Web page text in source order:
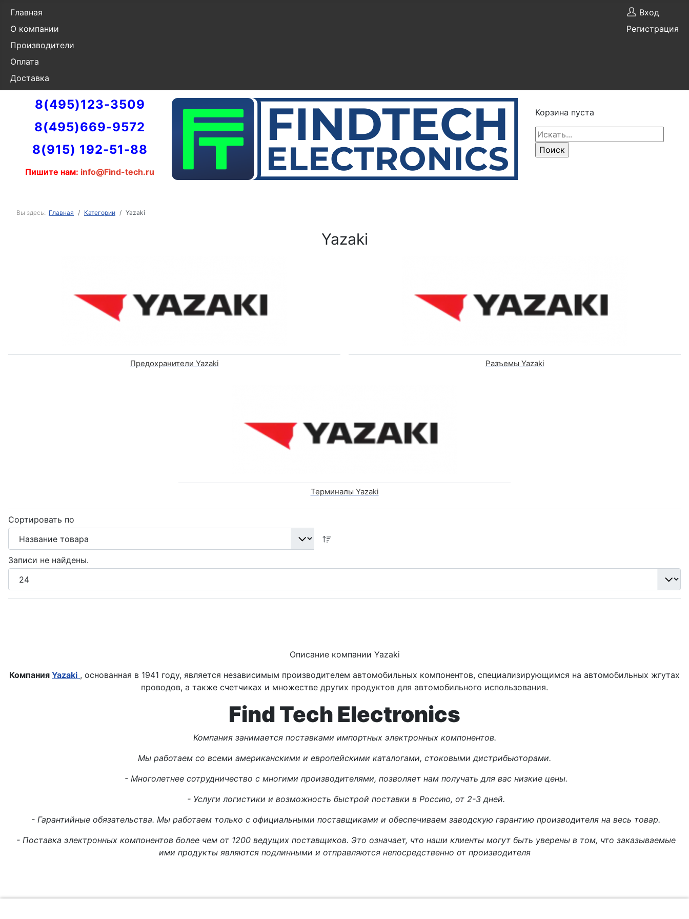
Главная
О компании
Производители
Оплата
Доставка
Вход
Регистрация
8(495)123-3509
8(495)669-9572
8(915) 192-51-88
Пишите нам: info@Find-tech.ru
Корзина пуста
Вы здесь: Главная Категории Yazaki
Yazaki
Предохранители Yazaki Разъемы Yazaki
Терминалы Yazaki
Сортировать по
Записи не найдены.
Описание компании Yazaki
Компания Yazaki , основанная в 1941 году, является независимым производителем автомобильных компонентов, специализирующимся на автомобильных жгутах
проводов, а также счетчиках и множестве других продуктов для автомобильного использования.
Find Tech Electronics
Компания занимается поставками импортных электронных компонентов.
Мы работаем со всеми американскими и европейскими каталогами, стоковыми дистрибьюторами.
- Многолетнее сотрудничество с многими производителями, позволяет нам получать для вас низкие цены.
- Услуги логистики и возможность быстрой поставки в Россию, от 2-3 дней.
- Гарантийные обязательства. Мы работаем только с официальными поставщиками и обеспечиваем заводскую гарантию производителя на весь товар.
- Поставка электронных компонентов более чем от 1200 ведущих поставщиков. Это означает, что наши клиенты могут быть уверены в том, что заказываемые
ими продукты являются подлинными и отправляются непосредственно от производителя